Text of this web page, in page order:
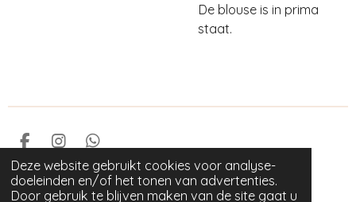
Deze website gebruikt cookies voor analyse-
doeleinden en/of het tonen van advertenties.
Door gebruik te blijven maken van de site gaat u
De blouse is in prima
staat.
F
a
c
e
I
n
s
t
W
h
a
t
© 2023 GOED als nieuw
Powered by JouwWeb